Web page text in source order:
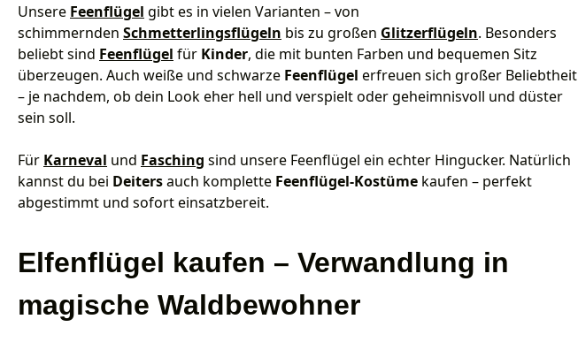
Unsere Feenflügel gibt es in vielen Varianten – von
schimmernden Schmetterlingsflügeln bis zu großen Glitzerflügeln. Besonders
beliebt sind Feenflügel für Kinder, die mit bunten Farben und bequemen Sitz
überzeugen. Auch weiße und schwarze Feenflügel erfreuen sich großer Beliebtheit
– je nachdem, ob dein Look eher hell und verspielt oder geheimnisvoll und düster
sein soll.
Für Karneval und Fasching sind unsere Feenflügel ein echter Hingucker. Natürlich
kannst du bei Deitersauch komplette Feenflügel-Kostüme kaufen – perfekt
abgestimmt und sofort einsatzbereit.
Elfenflügel kaufen – Verwandlung in
magische Waldbewohner